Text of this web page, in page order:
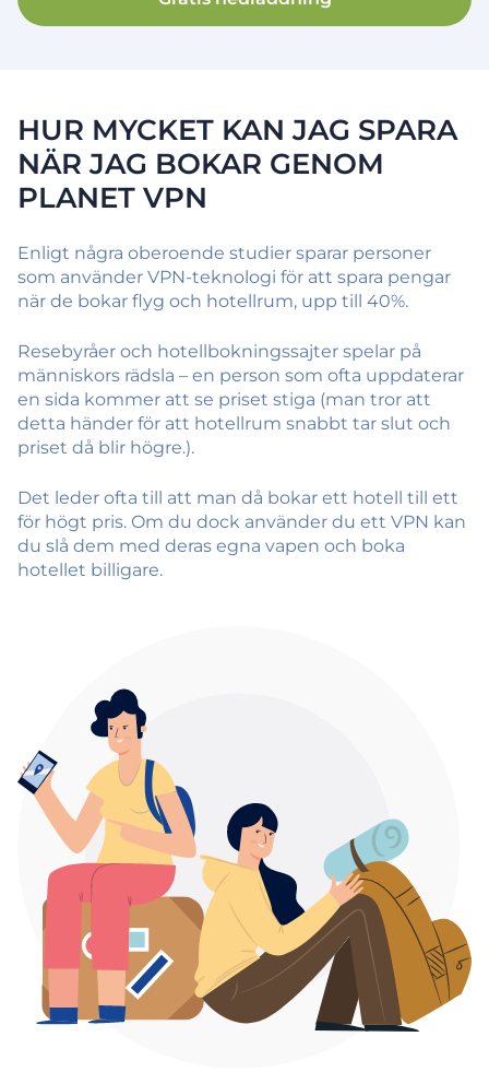
HUR MYCKET KAN JAG SPARA
NÄR JAG BOKAR GENOM
PLANET VPN
Enligt några oberoende studier sparar personer
som använder VPN-teknologi för att spara pengar
när de bokar flyg och hotellrum, upp till 40%.
Resebyråer och hotellbokningssajter spelar på
människors rädsla – en person som ofta uppdaterar
en sida kommer att se priset stiga (man tror att
detta händer för att hotellrum snabbt tar slut och
priset då blir högre.).
Det leder ofta till att man då bokar ett hotell till ett
för högt pris. Om du dock använder du ett VPN kan
du slå dem med deras egna vapen och boka
hotellet billigare.